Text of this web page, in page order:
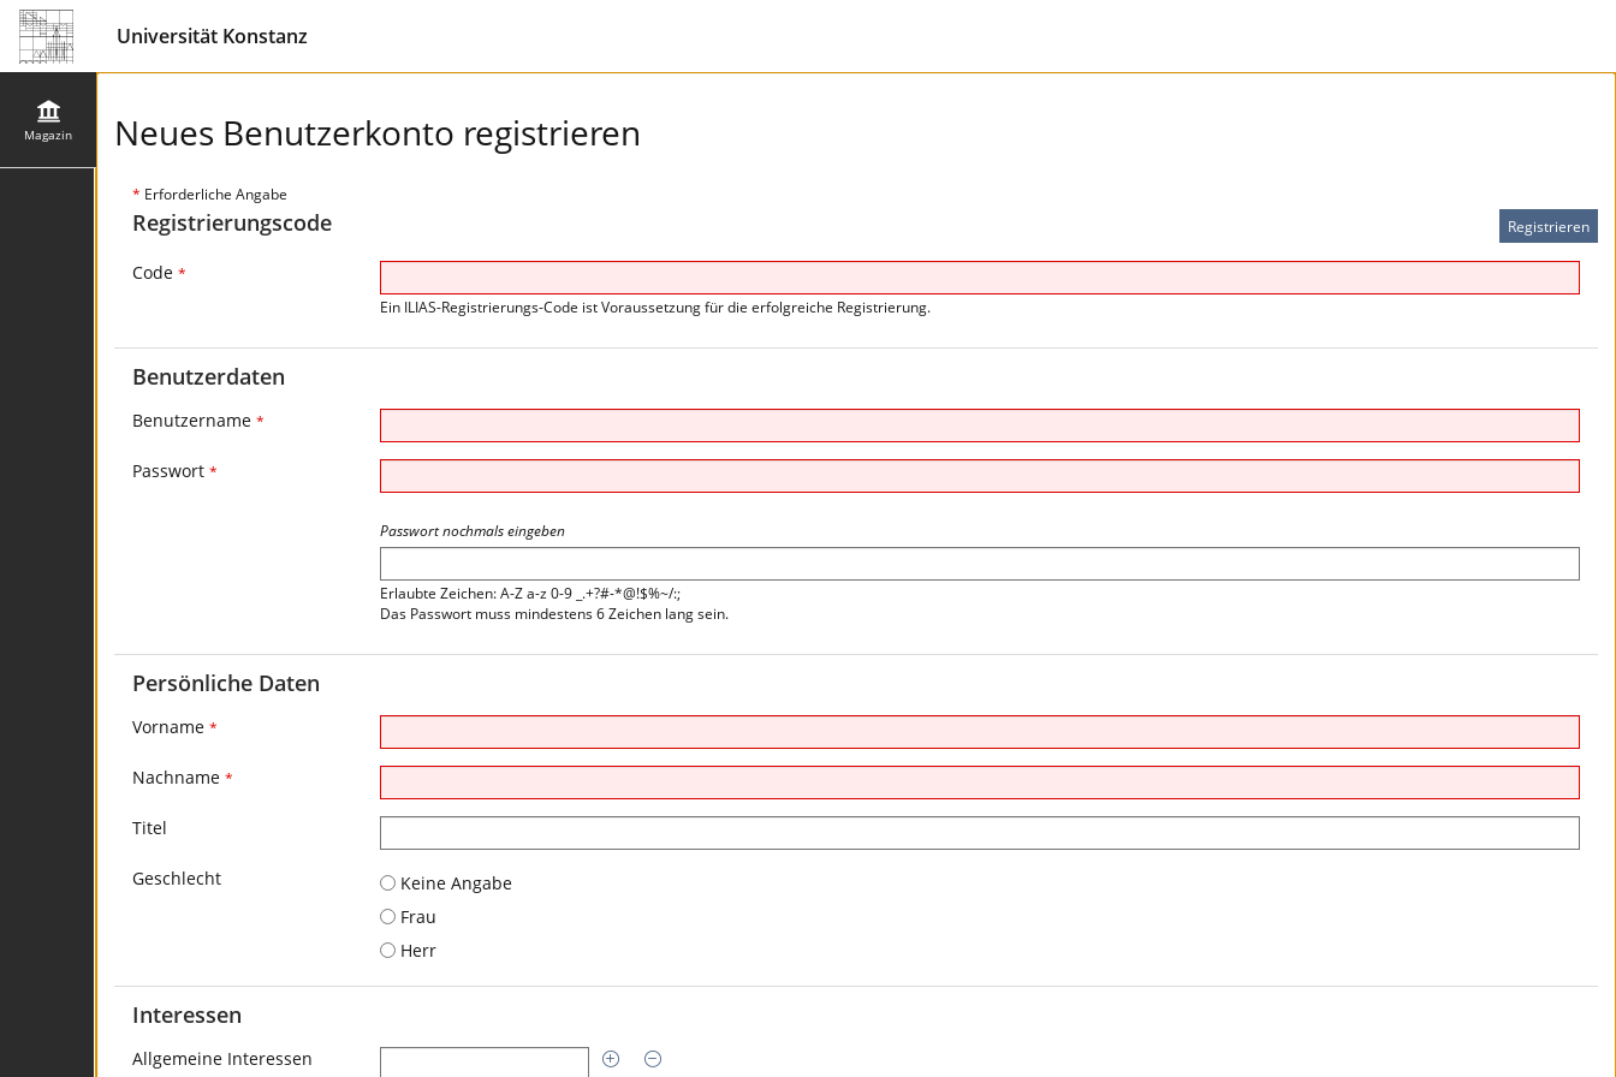
Universität Konstanz
Magazin Neues Benutzerkonto registrieren
* Erforderliche Angabe
Registrierungscode
Code *
Ein ILIAS-Registrierungs-Code ist Voraussetzung für die erfolgreiche Registrierung.
Benutzerdaten
Benutzername *
Passwort *
Passwort nochmals eingeben
Erlaubte Zeichen: A-Z a-z 0-9 _.+?#-*@!$%~/:;
Das Passwort muss mindestens 6 Zeichen lang sein.
Persönliche Daten
Vorname *
Nachname *
Titel
Geschlecht
Keine Angabe
Frau
Herr
Interessen
Allgemeine Interessen